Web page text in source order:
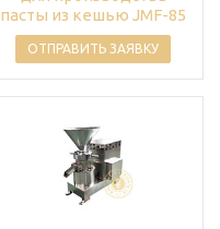
пасты из кешью JMF-85
ОТПРАВИТЬ ЗАЯВКУ